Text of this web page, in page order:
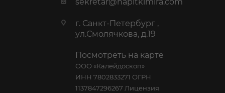
г. Санкт-Петербург ,
ул.Смолячкова, д.19
Посмотреть на карте
ООО «Калейдоскоп»
ИНН 7802833271 ОГРН
1137847296267 Лицензия